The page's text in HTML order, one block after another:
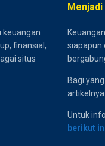
keuangan
finansial,
situs
siapapun
Bagi
Untuk
berikut